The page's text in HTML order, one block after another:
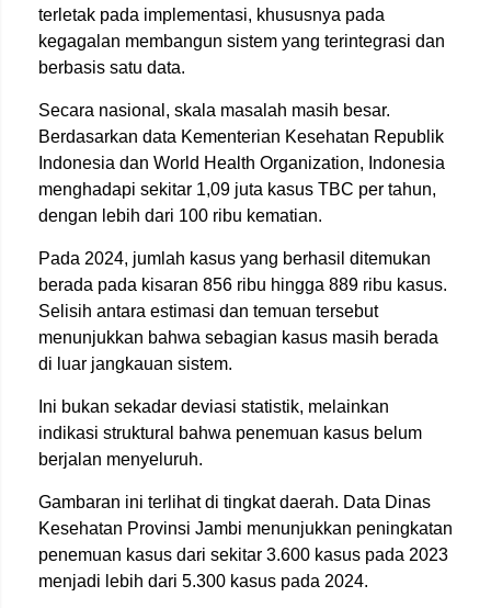
terletak pada implementasi, khususnya pada
kegagalan membangun sistem yang terintegrasi dan
berbasis satu data.
Secara nasional, skala masalah masih besar.
Berdasarkan data Kementerian Kesehatan Republik
Indonesia dan World Health Organization, Indonesia
menghadapi sekitar 1,09 juta kasus TBC per tahun,
dengan lebih dari 100 ribu kematian.
Pada 2024, jumlah kasus yang berhasil ditemukan
berada pada kisaran 856 ribu hingga 889 ribu kasus.
Selisih antara estimasi dan temuan tersebut
menunjukkan bahwa sebagian kasus masih berada
di luar jangkauan sistem.
Ini bukan sekadar deviasi statistik, melainkan
indikasi struktural bahwa penemuan kasus belum
berjalan menyeluruh.
Gambaran ini terlihat di tingkat daerah. Data Dinas
Kesehatan Provinsi Jambi menunjukkan peningkatan
penemuan kasus dari sekitar 3.600 kasus pada 2023
menjadi lebih dari 5.300 kasus pada 2024.